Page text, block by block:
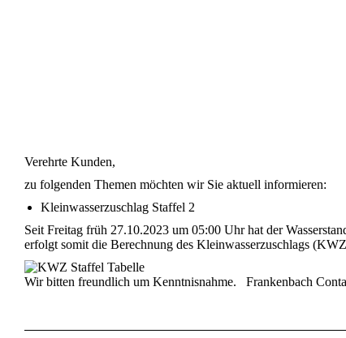
Verehrte Kunden,
zu folgenden Themen möchten wir Sie aktuell informieren:
Kleinwasserzuschlag Staffel 2
Seit Freitag früh 27.10.2023 um 05:00 Uhr hat der
erfolgt somit die Berechnung des Kleinwasserzuschlags
Wir bitten freundlich um Kenntnisnahme. Frankenbach